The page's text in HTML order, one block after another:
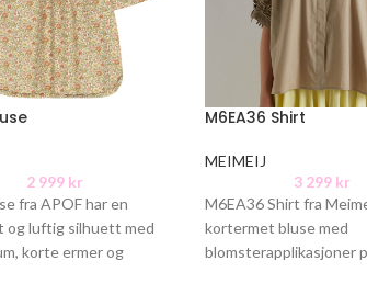
2 999 kr
fra APOF har en
og luftig silhuett med
korte ermer og
M6EA36 Shirt
MEIMEIJ
3 299 kr
M6EA36 Shirt fra
kortermet bluse med
blomsterapplikasjoner